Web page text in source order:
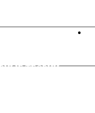
СООБЩЕНИЯ
ТЕОРИИ